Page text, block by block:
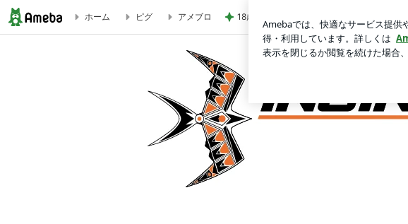
ホーム ピグ アメブロ 18歳息子の自炊に笑った切り方